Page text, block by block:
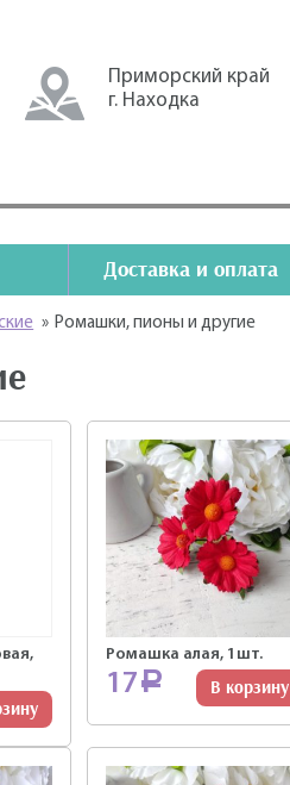
Приморский край
г. Находка
Доставка и оплата
» Ромашки, пионы и другие
Ромашка алая, 1шт.
17 Р В корзину